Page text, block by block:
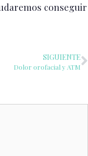
conseguir
SIGUIENTE
Dolor orofacial y ATM